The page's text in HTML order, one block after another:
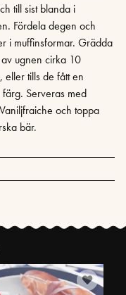
till sist blanda i
Fördela degen och
i muffinsformar. Grädda
av ugnen cirka 10
eller tills de fått en
Serveras med
och toppa
bär.